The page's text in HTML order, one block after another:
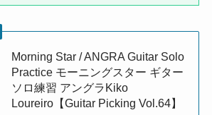
Morning Star / ANGRA Guitar Solo
Practice モーニングスター ギター
ソロ練習 アングラKiko
Loureiro【Guitar Picking Vol.64】